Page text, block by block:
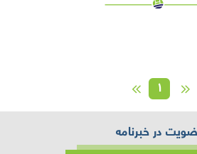
1
در خبرنامه